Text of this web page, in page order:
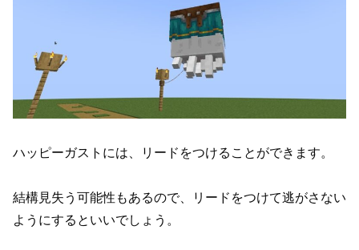
ハッピーガストには、リードをつけることができます。
結構見失う可能性もあるので、リードをつけて逃がさない
ようにするといいでしょう。